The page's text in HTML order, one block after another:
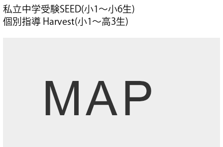
私立中学受験SEED(小1～小6生)
個別指導 Harvest(小1～高3生)